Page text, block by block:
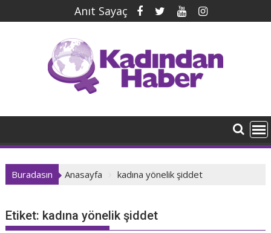
geç
Anıt Sayaç
Buradasın Anasayfa kadına yönelik şiddet
Etiket: kadına yönelik şiddet